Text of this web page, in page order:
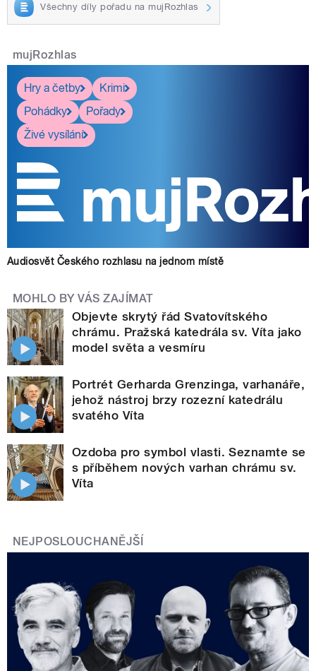
Všechny díly pořadu na mujRozhlas
mujRozhlas
Hry a četby
Krimi
Pohádky
Pořady
Živé vysílání
Audiosvět Českého rozhlasu na jednom místě
MOHLO BY VÁS ZAJÍMAT
Objevte skrytý řád Svatovítského
chrámu. Pražská katedrála sv. Víta jako
model světa a vesmíru
Portrét Gerharda Grenzinga, varhanáře,
jehož nástroj brzy rozezní katedrálu
svatého Víta
Ozdoba pro symbol vlasti. Seznamte se
s příběhem nových varhan chrámu sv.
Víta
NEJPOSLOUCHANĚJŠÍ